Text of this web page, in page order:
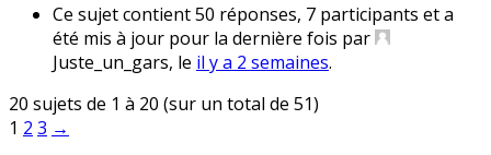
Ce sujet contient 50 réponses, 7 participants et a
été mis à jour pour la dernière fois par
Juste_un_gars, le il y a 2 semaines.
20 sujets de 1 à 20 (sur un total de 51)
1 2 3 →